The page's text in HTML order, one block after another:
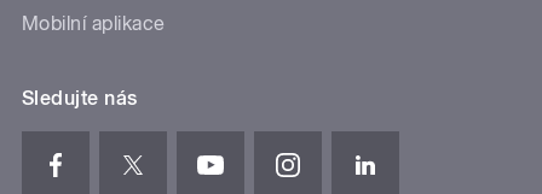
Mobilní aplikace
Sledujte nás